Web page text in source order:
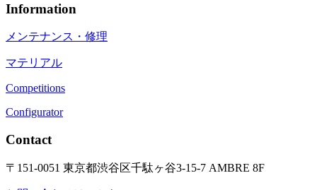
Information
メンテナンス・修理
マテリアル
Competitions
Configurator
Contact
〒151-0051 東京都渋谷区千駄ヶ谷3-15-7 AMBRE 8F